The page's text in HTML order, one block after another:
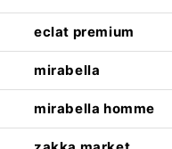
eclat premium
mirabella
mirabella homme